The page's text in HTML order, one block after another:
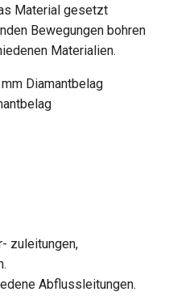
Material gesetzt
Bewegungen bohren
Materialien.
Diamantbelag
zuleitungen,
Abflussleitungen.